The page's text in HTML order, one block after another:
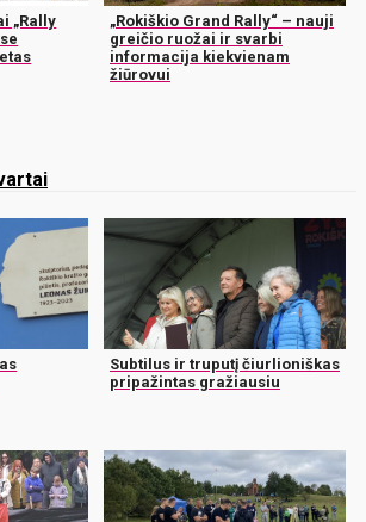
„Rally
„Rokiškio Grand Rally“ – nauji
greičio ruožai ir svarbi
informacija kiekvienam
žiūrovui
Subtilus ir truputį čiurlioniškas
pripažintas gražiausiu